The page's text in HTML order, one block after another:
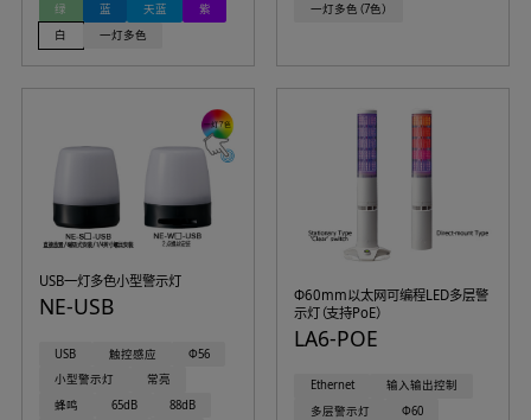
绿
蓝 天蓝
紫
白
一灯多色
一灯多色（7色）
USB一灯多色小型警示灯
NE-USB
USB 触控感应
Φ56
小型警示灯
常亮
蜂鸣
65dB
88dB
Φ60mm以太网可编程LED多层警
示灯（支持PoE）
LA6-POE
Ethernet
输入输出控制
多层警示灯
Φ60